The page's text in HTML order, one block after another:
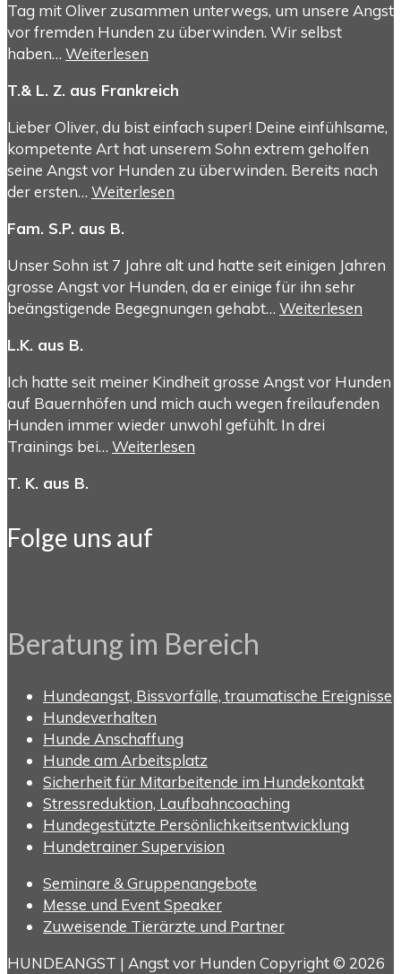
Tag mit Oliver zusammen unterwegs, um unsere Angst
vor fremden Hunden zu überwinden. Wir selbst
haben… Weiterlesen
T.& L. Z. aus Frankreich
Lieber Oliver, du bist einfach super! Deine einfühlsame,
kompetente Art hat unserem Sohn extrem geholfen
seine Angst vor Hunden zu überwinden. Bereits nach
der ersten… Weiterlesen
Fam. S.P. aus B.
Unser Sohn ist 7 Jahre alt und hatte seit einigen Jahren
grosse Angst vor Hunden, da er einige für ihn sehr
beängstigende Begegnungen gehabt… Weiterlesen
L.K. aus B.
Ich hatte seit meiner Kindheit grosse Angst vor Hunden
auf Bauernhöfen und mich auch wegen freilaufenden
Hunden immer wieder unwohl gefühlt. In drei
Trainings bei… Weiterlesen
T. K. aus B.
Folge uns auf
Beratung im Bereich
Hundeangst, Bissvorfälle, traumatische Ereignisse
Hundeverhalten
Hunde Anschaffung
Hunde am Arbeitsplatz
Sicherheit für Mitarbeitende im Hundekontakt
Stressreduktion, Laufbahncoaching
Hundegestützte Persönlichkeitsentwicklung
Hundetrainer Supervision
Seminare & Gruppenangebote
Messe und Event Speaker
Zuweisende Tierärzte und Partner
HUNDEANGST | Angst vor Hunden Copyright © 2026